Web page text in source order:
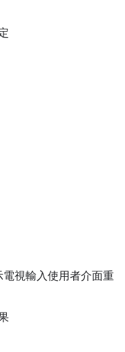
視輸入使用者介面重